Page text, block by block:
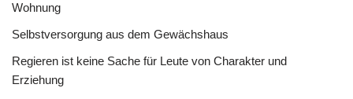
Wohnung
Selbstversorgung aus dem Gewächshaus
Regieren ist keine Sache für Leute von Charakter und
Erziehung